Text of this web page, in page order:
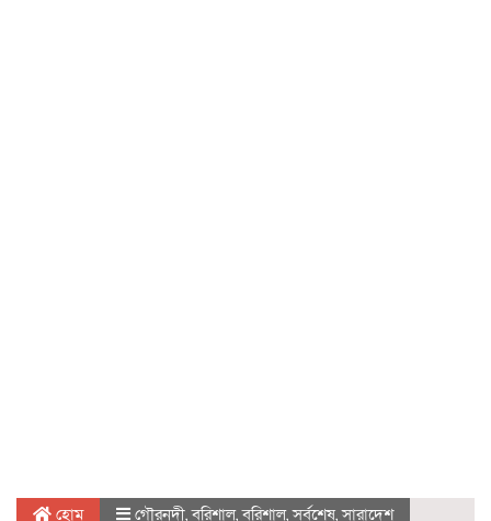
হোম গৌরনদী,বরিশাল,বরিশাল,সর্বশেষ,সারাদেশ